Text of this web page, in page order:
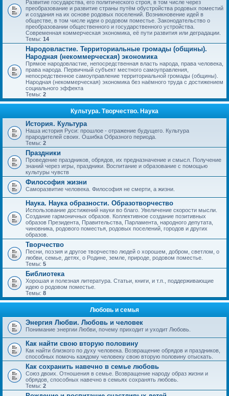
Развитие государства, его политического строя, в том числе через
преобразование и развитие страны путём обустройства родовых поместий
и создания на их основе родовых поселений. Возникновение идей в
обществе, в том числе идеи о родовом поместье. Законодательство о
преобразовании общественного и государственного устройства.
Современная коммерческая экономика, её пути развития или деградации.
Темы: 14
Народовластие. Территориальные громады (общины).
Народная (некоммерческая) экономика
Прямое народовластие, непосредственная власть народа, права человека,
права народа. Первичный субъект местного самоуправления,
непосредственное самоуправление территориальной громады (общины).
Народная (некоммерческая) экономика без наёмного труда с достижением
социального эффекта
Темы: 2
Культура. Творчество. Наука
История. Культура
Наша история Руси: прошлое - отражение будущего. Культура
прародителей своих. Ошибка Образного периода.
Темы: 2
Праздники
Проведение праздников, обрядов, их предназначение и смысл. Получение
знаний через игры, праздники. Воспитание и образование с помощью
культуры чувств
Философия жизни
Саморазвитие человека. Философия не смерти, а жизни.
Наука. Наука образности. Образотворчество
Использование достижений науки во благо. Увеличение скорости мысли.
Создание гармоничных образов. Коллективное создание позитивных
образов Президента, Правительства, Парламента, народного депутата,
чиновника, родового поместья, родовых поселений, городов и других
образов.
Творчество
Песни, поэзия и другое творчество людей о хорошем, добром, светлом, о
любви, семье, детях, о Родине, земле, природе, родовом поместье.
Темы: 5
Библиотека
Хорошая и полезная литература. Статьи, книги, и т.п., поддерживающие
идею о родовом поместье.
Темы: 8
Любовь и семья
Энергия Любви. Любовь и человек
Понимание энергии Любви, почему приходит и уходит Любовь.
Как найти свою вторую половину
Как найти близкого по духу человека. Возвращение обрядов и праздников,
способных помочь каждому человеку свою вторую половину отыскать.
Как сохранить навечно в семье любовь
Союз двоих. Отношения в семье. Возвращение народу образ жизни и
обрядов, способных навечно в семьях сохранять любовь.
Темы: 2